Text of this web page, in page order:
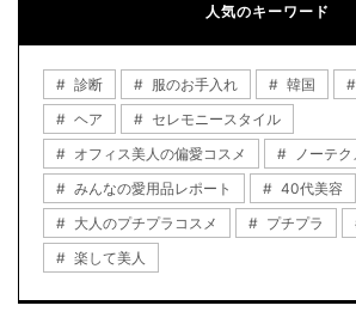
人気のキーワード
診断 服のお手入れ 韓国
ヘア
セレモニースタイル
オフィス美人の偏愛コスメ
ノーテ
みんなの愛用品レポート
40代美容
大人のプチプラコスメ
プチプラ
楽して美人